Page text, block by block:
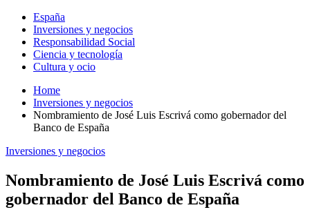
España
Inversiones y negocios
Responsabilidad Social
Ciencia y tecnología
Cultura y ocio
Home
Inversiones y negocios
Nombramiento de José Luis Escrivá como gobernador del
Banco de España
Inversiones y negocios
Nombramiento de José Luis Escrivá como
gobernador del Banco de España